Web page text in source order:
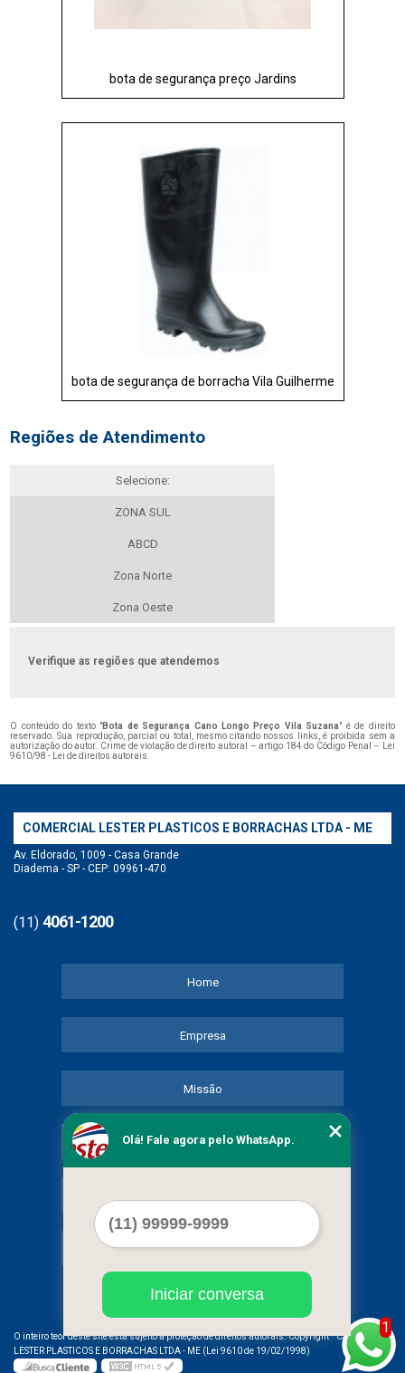
bota de segurança preço Jardins
bota de segurança de borracha Vila Guilherme
Regiões de Atendimento
Selecione:
ZONA SUL
ABCD
Zona Norte
Zona Oeste
Verifique as regiões que atendemos
O conteúdo do texto "Bota de Segurança Cano Longo Preço Vila Suzana" é de direito
reservado. Sua reprodução, parcial ou total, mesmo citando nossos links, é proibida sem a
autorização do autor. Crime de violação de direito autoral – artigo 184 do Código Penal –
Lei
9610/98 - Lei de direitos autorais
COMERCIAL LESTER PLASTICOS E BORRACHAS LTDA - ME
Av. Eldorado, 1009 - Casa Grande
Diadema - SP - CEP: 09961-470
(11) 4061-1200
Home
Empresa
Missão
Serviços
Mapa do site
O inteiro teor deste site está sujeito à proteção de direitos autorais. Copyright COMERCIAL
LESTER PLASTICOS E BORRACHAS LTDA - ME (Lei 9610 de 19/02/1998)
1
Olá! Fale agora pelo WhatsApp.
Iniciar conversa